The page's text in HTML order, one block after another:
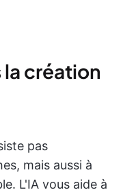
la création
pas
mais aussi à
L'IA vous aide à